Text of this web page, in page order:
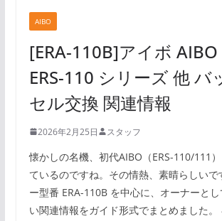
AIBO
[ERA-110B]アイボ AIBO
ERS-110 シリーズ 他 バ
セル交換 関連情報
2026年2月25日 スタッフ
懐かしの名機、初代AIBO（ERS-110/111
ているのですね。その情熱、素晴らしいで
ー型番 ERA-110B を中心に、オーナーと
い関連情報をガイド形式でまとめました。